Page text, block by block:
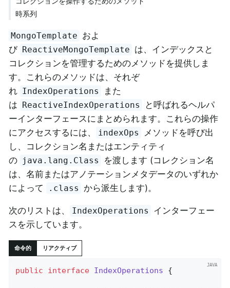
時系列
MongoTemplate およ
び ReactiveMongoTemplate は、インデックスと
コレクションを管理するためのメソッドを提供しま
す。これらのメソッドは、それぞ
れ IndexOperations
また
は
ReactiveIndexOperations
と呼ばれるヘルパ
ーインターフェースにまとめられます。これらの操作
にアクセスするには、
indexOps
メソッドを呼び出
し、コレクション名またはエンティティ
の java.lang.Class
を渡します (コレクション名
は、名前またはアノテーションメタデータのいずれか
によって
.class から派生します)。
次のリストは、 IndexOperations
インターフェー
スを示しています。
命令的 リアクティブ
public interface IndexOperations {